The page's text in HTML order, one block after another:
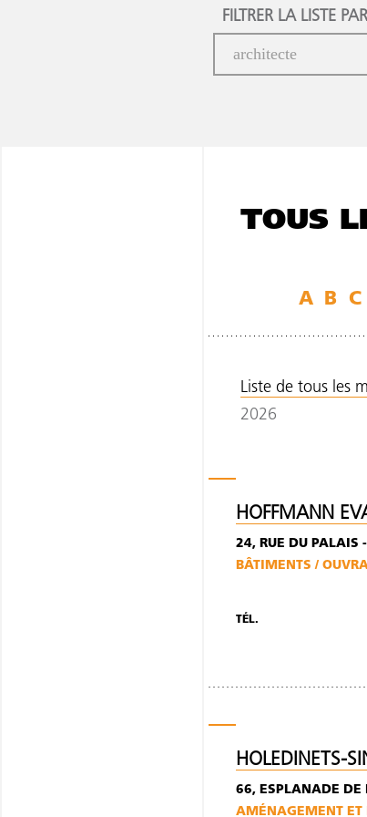
FILTRER LA LISTE
TOUS
A B C
Liste de tous les
2026
HOFFMANN
24, RUE DU PALAIS
BÂTIMENTS /
TÉL.
HOLEDINETS-
66, ESPLANADE DE
AMÉNAGEMENT ET